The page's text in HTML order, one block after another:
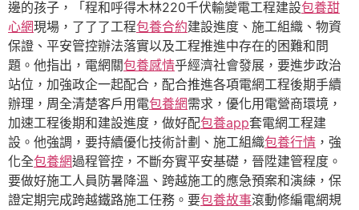
邊的孩子，「程和呼得木林220千伏輸變電工程建設包養甜
心網現場，了了了工程包養合約建設進度、施工組織、物資
保證、平安管控辦法落實以及工程推進中存在的困難和問
題。他指出，電網關包養感情乎經濟社會發展，要進步政治
站位，加強政企一起配合，配合推進各項電網工程後期手續
辦理，周全清楚客戶用電包養網需求，優化用電營商環境，
加速工程後期和建設進度，做好配包養app套電網工程建
設。他強調，要持續優化技術計劃、施工組織包養行情 ，強
化全包養網過程管控，不斷夯實平安基礎，晉陞建管程度。
要做好施工人員防暑降溫、跨越施工的應急預案和演練，保
證定期完成跨越鐵路施工任務。要包養故事滾動修編電網規